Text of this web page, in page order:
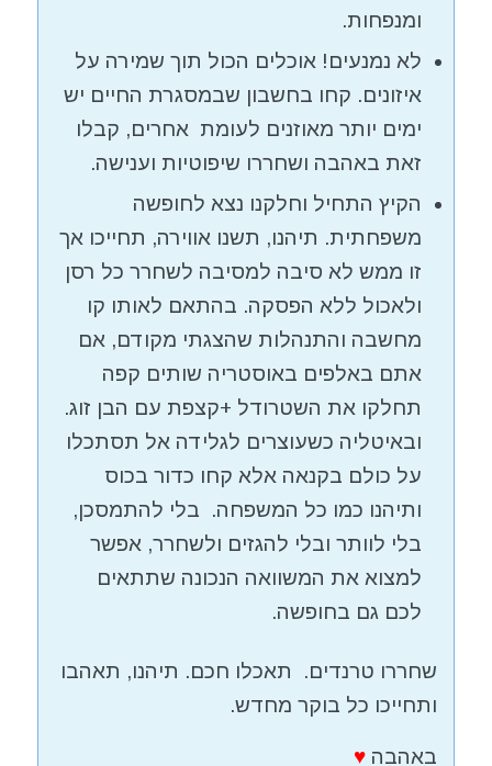
ומנפחות.
לא נמנעים! אוכלים הכול תוך שמירה על
איזונים. קחו בחשבון שבמסגרת החיים יש
ימים יותר מאוזנים לעומת אחרים, קבלו
זאת באהבה ושחררו שיפוטיות וענישה.
הקיץ התחיל וחלקנו נצא לחופשה
משפחתית. תיהנו, תשנו אווירה, תחייכו אך
זו ממש לא סיבה למסיבה לשחרר כל רסן
ולאכול ללא הפסקה. בהתאם לאותו קו
מחשבה והתנהלות שהצגתי מקודם, אם
אתם באלפים באוסטריה שותים קפה
תחלקו את השטרודל +קצפת עם הבן זוג.
ובאיטליה כשעוצרים לגלידה אל תסתכלו
על כולם בקנאה אלא קחו כדור בכוס
ותיהנו כמו כל המשפחה. בלי להתמסכן,
בלי לוותר ובלי להגזים ולשחרר, אפשר
למצוא את המשוואה הנכונה שתתאים
לכם גם בחופשה.
שחררו טרנדים. תאכלו חכם. תיהנו, תאהבו
ותחייכו כל בוקר מחדש.
באהבה ♥